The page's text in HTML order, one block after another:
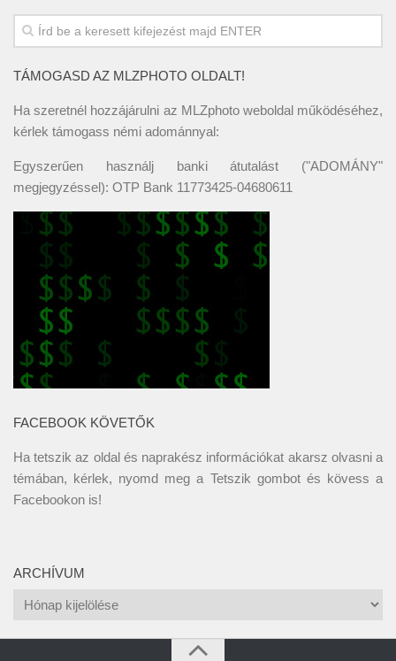
TÁMOGASD AZ MLZPHOTO OLDALT!
Ha szeretnél hozzájárulni az MLZphoto weboldal működéséhez,
kérlek támogass némi adománnyal:
Egyszerűen használj banki átutalást ("ADOMÁNY"
megjegyzéssel): OTP Bank 11773425-04680611
FACEBOOK KÖVETŐK
Ha tetszik az oldal és naprakész információkat akarsz olvasni a
témában, kérlek, nyomd meg a Tetszik gombot és kövess a
Facebookon is!
ARCHÍVUM
Archívum